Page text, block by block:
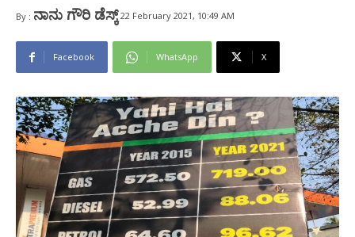
By : ನಾನು ಗೌರಿ ಡೆಸ್ಕ್ 22 February 2021, 10:49 AM
Facebook WhatsApp X